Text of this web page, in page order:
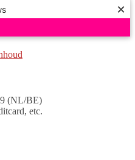
×
(NL/BE)
etc.